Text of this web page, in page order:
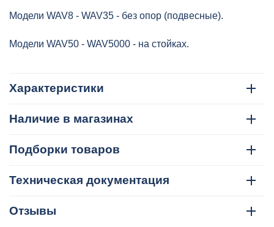
Модели WAV8 - WAV35 - без опор (подвесные).
Модели WAV50 - WAV5000 - на стойках.
Характеристики
Наличие в магазинах
Подборки товаров
Техническая документация
Отзывы